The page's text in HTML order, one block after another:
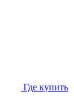
Где купить